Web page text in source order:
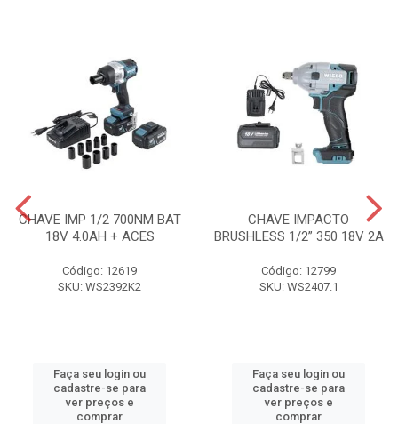
CHAVE IMP 1/2 700NM BAT
18V 4.0AH + ACES
Código: 12619
SKU: WS2392K2
Faça seu login ou
cadastre-se para
ver preços e
comprar
CHAVE IMPACTO
BRUSHLESS 1/2” 350 18V 2A
Código: 12799
SKU: WS2407.1
Faça seu login ou
cadastre-se para
ver preços e
comprar